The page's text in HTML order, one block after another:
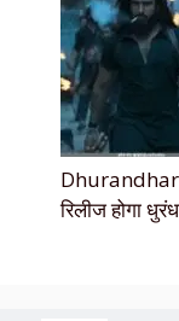
Dhurandhar
रिलीज होगा